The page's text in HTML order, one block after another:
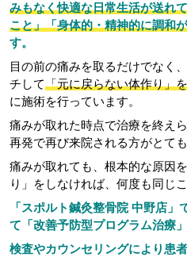
みもなく快適な日常生活が送れ
こと」「身体的・精神的に調和
す。
目の前の痛みを取るだけでなく
チして「元に戻らない体作り」
に施術を行っています。
痛みが取れた時点で治療を終え
再発で再び来院される方がとて
痛みが取れても、根本的な原因
り」をしなければ、何度も同じ
「スポルト鍼灸整骨院 中野店
て「改善予防型プログラム治療
検査やカウンセリングにより患